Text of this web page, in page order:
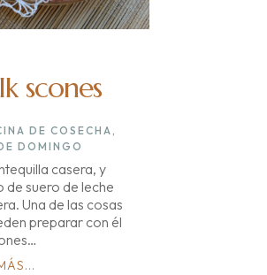
scones
DE COSECHA ,
DOMINGO
casera, y
de suero de leche
Una de las cosas
preparar con él